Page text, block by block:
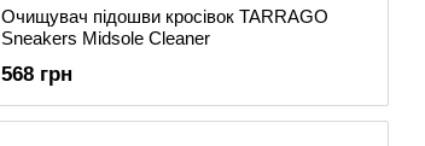
Очищувач підошви кросівок TARRAGO
Sneakers Midsole Cleaner
568 грн